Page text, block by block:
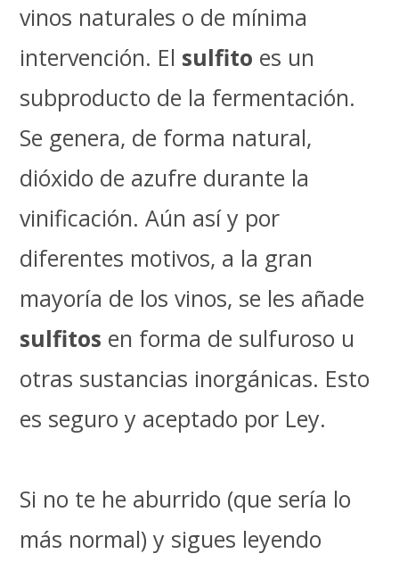
vinos naturales o de mínima
intervención. El sulfito es un
subproducto de la fermentación.
Se genera, de forma natural,
dióxido de azufre durante la
vinificación. Aún así y por
diferentes motivos, a la gran
mayoría de los vinos, se les añade
sulfitos en forma de sulfuroso u
otras sustancias inorgánicas. Esto
es seguro y aceptado por Ley.
Si no te he aburrido (que sería lo
más normal) y sigues leyendo